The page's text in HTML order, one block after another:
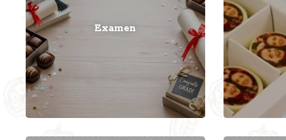
Examen